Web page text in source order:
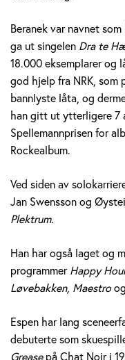
n
B
e
r
a
n
e
k
H
o
l
m
Beranek var navnet
ga ut singelen Dra te
18.000 eksemplarer og
god hjelp fra NRK, som
bannlyste låta, og
han gitt ut ytterligere 7
Spellemannprisen for
Rockealbum.
Ved siden av
Jan Swensson og
Plektrum.
Han har også laget og
programmerHappy
Løvebakken, Maestroog
Espen har lang
debuterte som
Greasepå Chat Noir i